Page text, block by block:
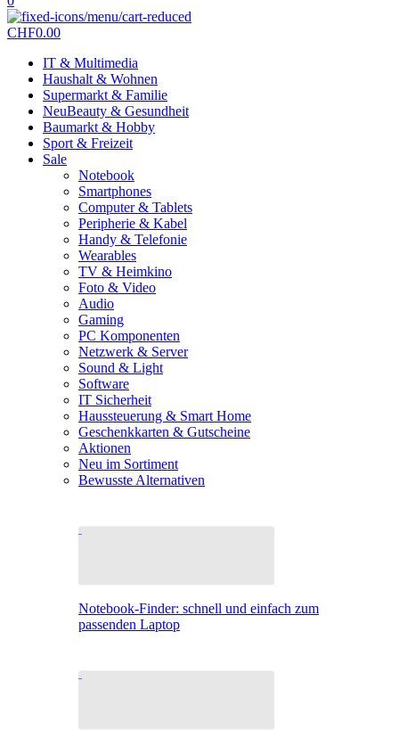
CHF0.00
IT & Multimedia
Haushalt & Wohnen
Supermarkt & Familie
NeuBeauty & Gesundheit
Baumarkt & Hobby
Sport & Freizeit
Sale
Notebook
Smartphones
Computer & Tablets
Peripherie & Kabel
Handy & Telefonie
Wearables
TV & Heimkino
Foto & Video
Audio
Gaming
PC Komponenten
Netzwerk & Server
Sound & Light
Software
IT Sicherheit
Haussteuerung & Smart Home
Geschenkkarten & Gutscheine
Aktionen
Neu im Sortiment
Bewusste Alternativen
Notebook-Finder: schnell und einfach zum
passenden Laptop